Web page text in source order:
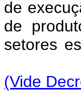
de
de
setores
(Vide